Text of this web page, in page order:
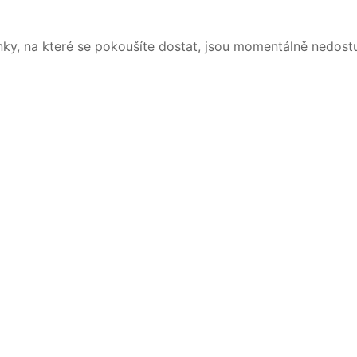
na které se pokoušíte dostat, jsou momentálně